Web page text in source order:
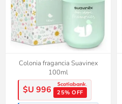
Colonia fragancia Suavinex
100ml
$U 996 25% OFF